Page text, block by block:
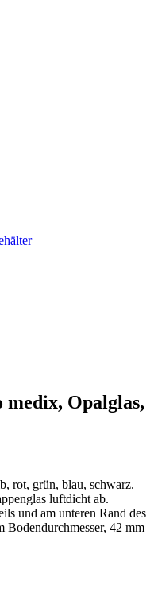
medix, Opalglas,
rot, grün, blau, schwarz.
luftdicht ab.
und am unteren Rand des
Bodendurchmesser, 42 mm